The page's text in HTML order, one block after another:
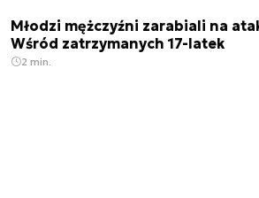
Młodzi mężczyźni zarabiali na
Wśród zatrzymanych 17-latek
2 min.